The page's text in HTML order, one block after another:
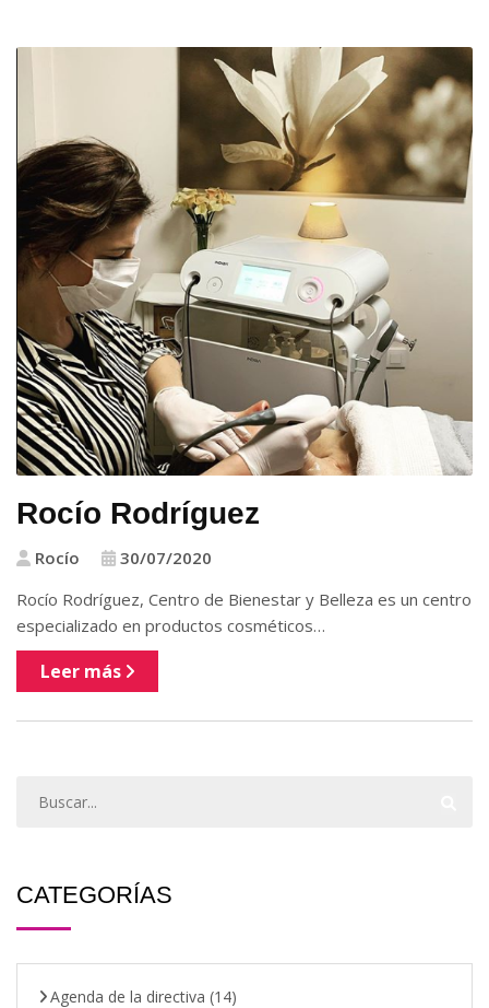
Rocío Rodríguez
Rocío
30/07/2020
Rocío Rodríguez, Centro de Bienestar y Belleza es un centro
especializado en productos cosméticos…
Leer más
CATEGORÍAS
Agenda de la directiva (14)